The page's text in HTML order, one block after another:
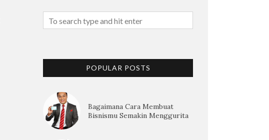
POPULAR POSTS
Bagaimana Cara Membuat
Bisnismu Semakin Menggurita